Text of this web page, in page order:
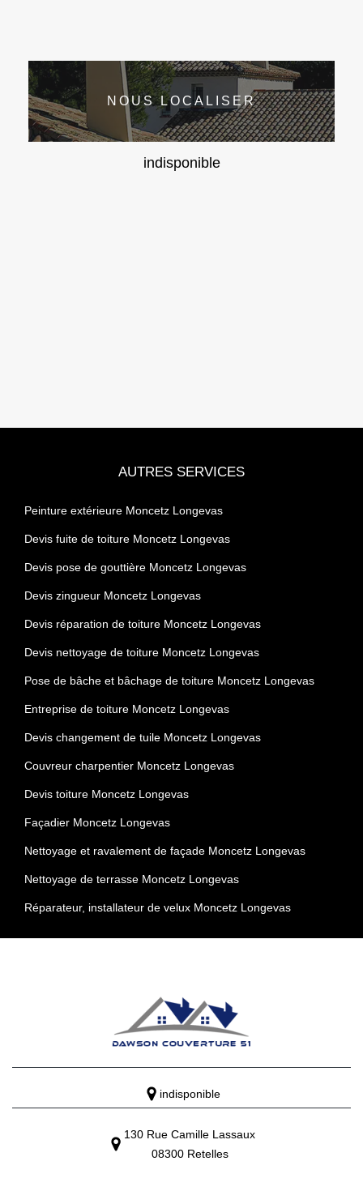
NOUS LOCALISER
indisponible
AUTRES SERVICES
Peinture extérieure Moncetz Longevas
Devis fuite de toiture Moncetz Longevas
Devis pose de gouttière Moncetz Longevas
Devis zingueur Moncetz Longevas
Devis réparation de toiture Moncetz Longevas
Devis nettoyage de toiture Moncetz Longevas
Pose de bâche et bâchage de toiture Moncetz Longevas
Entreprise de toiture Moncetz Longevas
Devis changement de tuile Moncetz Longevas
Couvreur charpentier Moncetz Longevas
Devis toiture Moncetz Longevas
Façadier Moncetz Longevas
Nettoyage et ravalement de façade Moncetz Longevas
Nettoyage de terrasse Moncetz Longevas
Réparateur, installateur de velux Moncetz Longevas
indisponible
130 Rue Camille Lassaux
08300 Retelles